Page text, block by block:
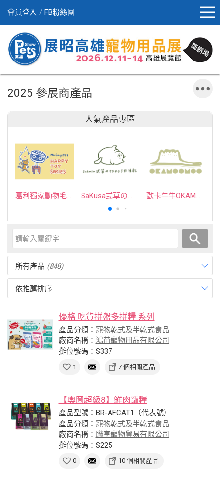
會員登入 FB粉絲團
2025 參展商產品
人氣產品專區
葛利獨家動物毛逗貓棒 SaKusa弎草のサクサク手作凍乾 歐卡牛牛OKAMOOMOO 貓草包
所有產品 (848)
依推薦排序
優格 吃貨拼盤多拼糧 系列
產品分類： 寵物乾式及半乾式食品
廠商名稱： 鴻苗寵物用品有限公司
攤位號碼：S337
1 7 個相關產品
【奧圖超級8】鮮肉寵糧
產品型號：BR-AFCAT1（代表號）
產品分類： 寵物乾式及半乾式食品
廠商名稱： 聯享寵物貿易有限公司
攤位號碼：S225
0 10 個相關產品